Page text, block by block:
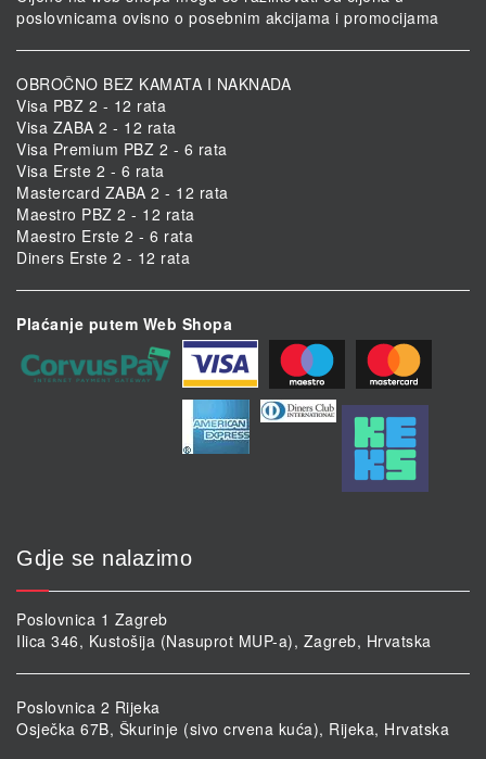
poslovnicama ovisno o posebnim akcijama i promocijama
OBROČNO BEZ KAMATA I NAKNADA
Visa PBZ 2 - 12 rata
Visa ZABA 2 - 12 rata
Visa Premium PBZ 2 - 6 rata
Visa Erste 2 - 6 rata
Mastercard ZABA 2 - 12 rata
Maestro PBZ 2 - 12 rata
Maestro Erste 2 - 6 rata
Diners Erste 2 - 12 rata
Plaćanje putem Web Shopa
Gdje se nalazimo
Poslovnica 1 Zagreb
Ilica 346, Kustošija (Nasuprot MUP-a), Zagreb, Hrvatska
Poslovnica 2 Rijeka
Osječka 67B, Škurinje (sivo crvena kuća), Rijeka, Hrvatska